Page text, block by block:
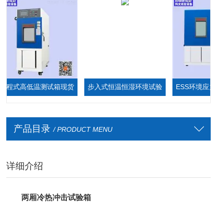
式高低温测试箱现货 步入式恒温恒湿环境试验 ESS环境应力筛
产品目录 / PRODUCT MENU
详细介绍
两厢冷热冲击试验箱